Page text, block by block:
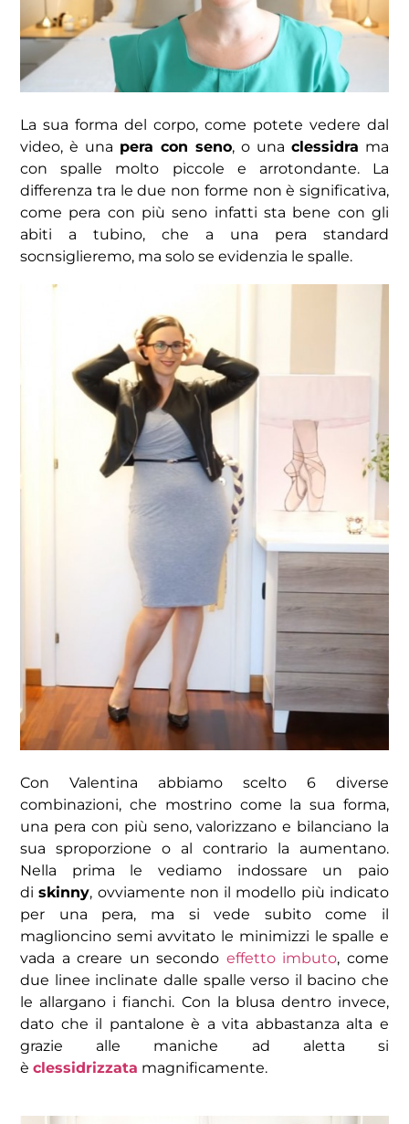
La sua forma del corpo, come potete vedere dal
video, è una pera con seno, o una clessidra ma
con spalle molto piccole e arrotondante. La
differenza tra le due non forme non è significativa,
come pera con più seno infatti sta bene con gli
abiti a tubino, che a una pera standard
socnsiglieremo, ma solo se evidenzia le spalle.
Con Valentina abbiamo scelto 6 diverse
combinazioni, che mostrino come la sua forma,
una pera con più seno, valorizzano e bilanciano la
sua sproporzione o al contrario la aumentano.
Nella prima le vediamo indossare un paio
diskinny, ovviamente non il modello più indicato
per una pera, ma si vede subito come il
maglioncino semi avvitato le minimizzi le spalle e
vada a creare un secondo effetto imbuto, come
due linee inclinate dalle spalle verso il bacino che
le allargano i fianchi. Con la blusa dentro invece,
dato che il pantalone è a vita abbastanza alta e
grazie alle maniche ad aletta si
è clessidrizzata magnificamente.